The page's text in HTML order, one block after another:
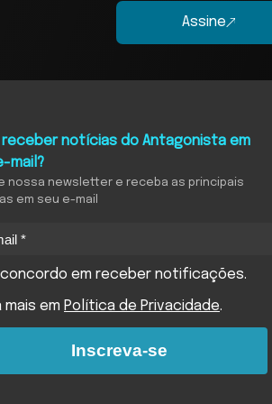
Assine
receber notícias do Antagonista em
mail?
nossa newsletter e receba as principais
em seu e-mail
em receber notificações.
mais em Política de Privacidade.
Inscreva-se